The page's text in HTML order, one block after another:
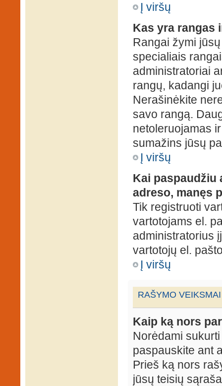
Į viršų
Kas yra rangas
Rangai žymi
specialiais
administratoriai
rangų, kadangi
Nerašinėkite
savo rangą.
netoleruojamas
sumažins jūsų
Į viršų
Kai
adreso, manęs
Tik registruoti
vartotojams el.
administratorius
vartotojų el.
Į viršų
RAŠYMO VEIKSMAI
Kaip ką nors
Norėdami
paspauskite ant
Prieš ką nors
jūsų teisių